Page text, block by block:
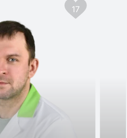
17